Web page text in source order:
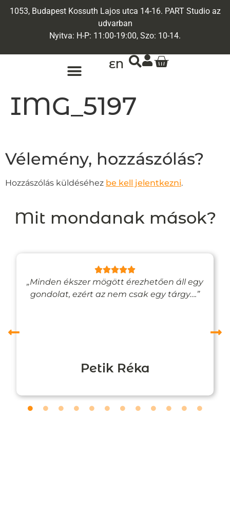
1053, Budapest Kossuth Lajos utca 14-16. PART Studio az
udvarban
Nyitva: H-P: 11:00-19:00, Szo: 10-14.
EN
IMG_5197
Vélemény, hozzászólás?
Hozzászólás küldéséhez be kell jelentkezni.
Mit mondanak mások?
„Minden ékszer mögött érezhetően áll egy
gondolat, ezért az nem csak egy tárgy….”
Petik Réka